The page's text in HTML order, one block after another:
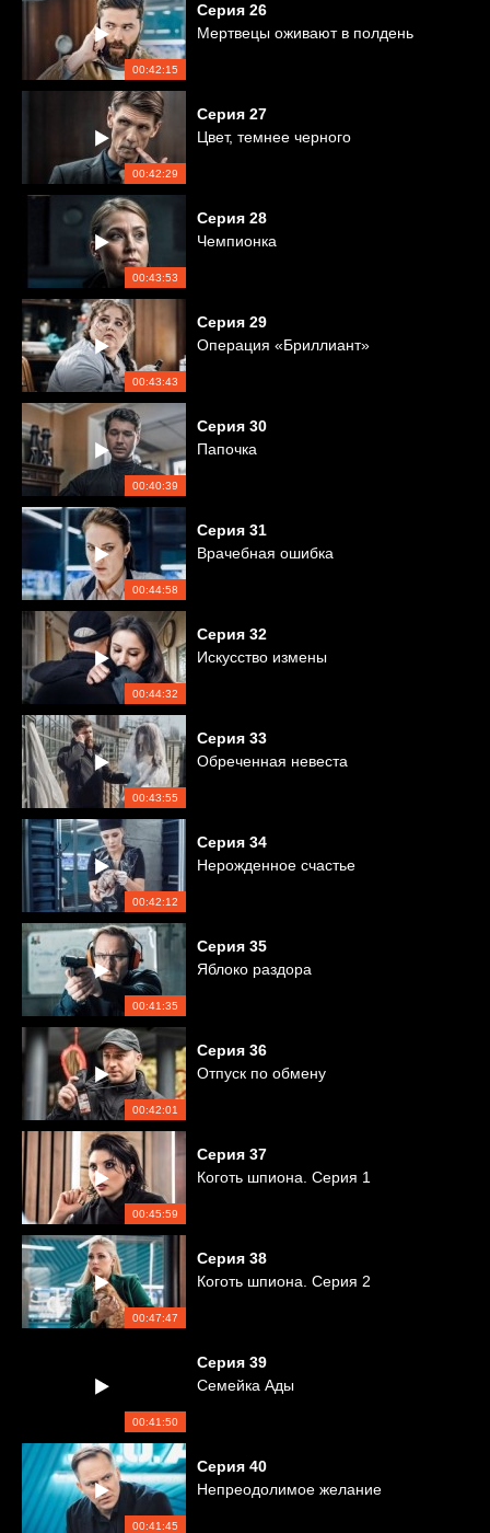
00:42:15
Серия 26
Мертвецы оживают в полдень
00:42:29
Серия 27
Цвет, темнее черного
00:43:53
Серия 28
Чемпионка
00:43:43
Серия 29
Операция «Бриллиант»
00:40:39
Серия 30
Папочка
00:44:58
Серия 31
Врачебная ошибка
00:44:32
Серия 32
Искусство измены
00:43:55
Серия 33
Обреченная невеста
00:42:12
Серия 34
Нерожденное счастье
00:41:35
Серия 35
Яблоко раздора
00:42:01
Серия 36
Отпуск по обмену
00:45:59
Серия 37
Коготь шпиона. Серия 1
00:47:47
Серия 38
Коготь шпиона. Серия 2
00:41:50
Серия 39
Семейка Ады
00:41:45
Серия 40
Непреодолимое желание